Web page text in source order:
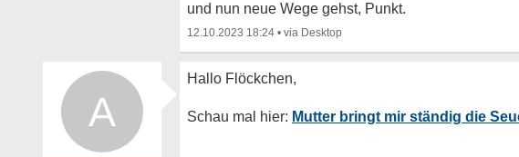
und nun neue Wege gehst, Punkt.
12.10.2023 18:24 •
A Mutter bringt mir ständig die